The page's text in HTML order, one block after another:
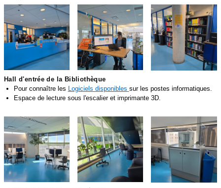
4_0.PNG 5_0.PNG 6_0.PNG
Hall d'entrée de la Bibliothèque
Pour connaître les
Logiciels disponibles sur les postes informatiques.
Espace de lecture sous l'escalier et imprimante 3D.
7.PNG 8.PNG 9.PNG